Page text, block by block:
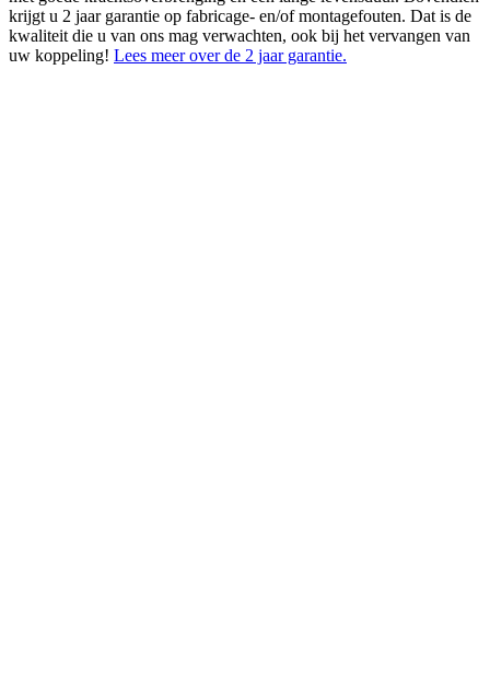
krijgt u 2 jaar garantie op fabricage- en/of montagefouten. Dat is de
kwaliteit die u van ons mag verwachten, ook bij het vervangen van
uw koppeling! Lees meer over de 2 jaar garantie.